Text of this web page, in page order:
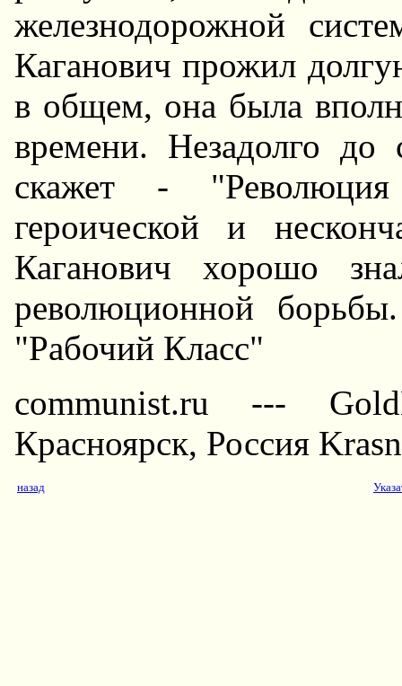
железнодорожной
Каганович прожил
в общем, она была
времени. Hезадолго
скажет -
героической и
Каганович хорошо
революционной
"Рабочий Класс"
communist.ru ---
Красноярск, Россия
назад